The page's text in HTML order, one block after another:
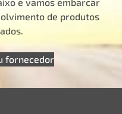
de produtos
fornecedor